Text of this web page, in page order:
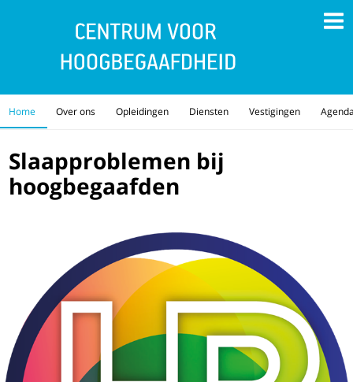
Home Over ons Opleidingen Diensten Vestigingen
Slaapproblemen bij
hoogbegaafden